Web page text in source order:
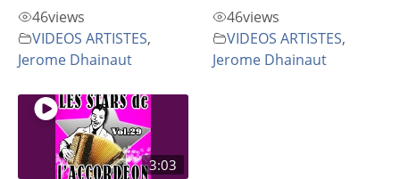
46views
VIDEOS ARTISTES,
Jerome Dhainaut
46views
VIDEOS ARTISTES,
Jerome Dhainaut
3:03